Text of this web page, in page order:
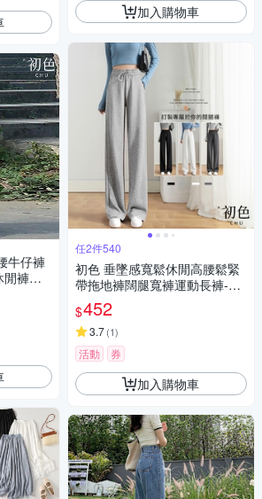
牛仔褲
閒褲寬
2XL可
加入購物車
任2件540
初色 垂墜感寬鬆休閒高腰鬆緊
帶拖地褲闊腿寬褲運動長褲-共
3色-33086(M-2XL可選)
$452
3.7(1)
活動 券
加入購物車